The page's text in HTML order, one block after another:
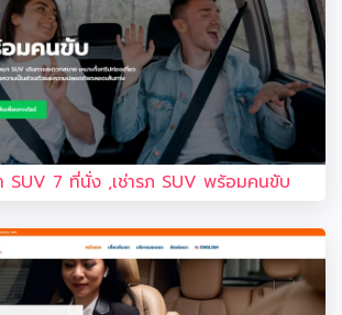
SUV 7 ที่นั่ง ,เช่ารภ SUV พร้อมคนขับ